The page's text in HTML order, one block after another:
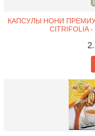
КАПСУЛЫ НОНИ ПРЕМИУМ
CITRIFOLIA